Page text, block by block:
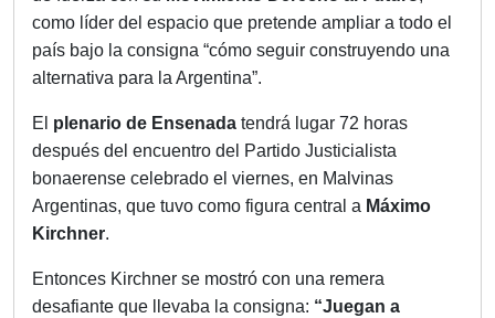
como líder del espacio que pretende ampliar a todo el
país bajo la consigna “cómo seguir construyendo una
alternativa para la Argentina”.
El plenario de Ensenada tendrá lugar 72 horas
después del encuentro del Partido Justicialista
bonaerense celebrado el viernes, en Malvinas
Argentinas, que tuvo como figura central a Máximo
Kirchner.
Entonces Kirchner se mostró con una remera
desafiante que llevaba la consigna: “Juegan a